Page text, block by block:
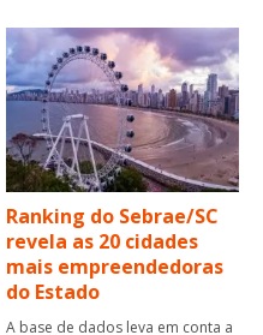
Ranking do Sebrae/SC
revela as 20 cidades
mais empreendedoras
do Estado
A base de dados leva em conta a